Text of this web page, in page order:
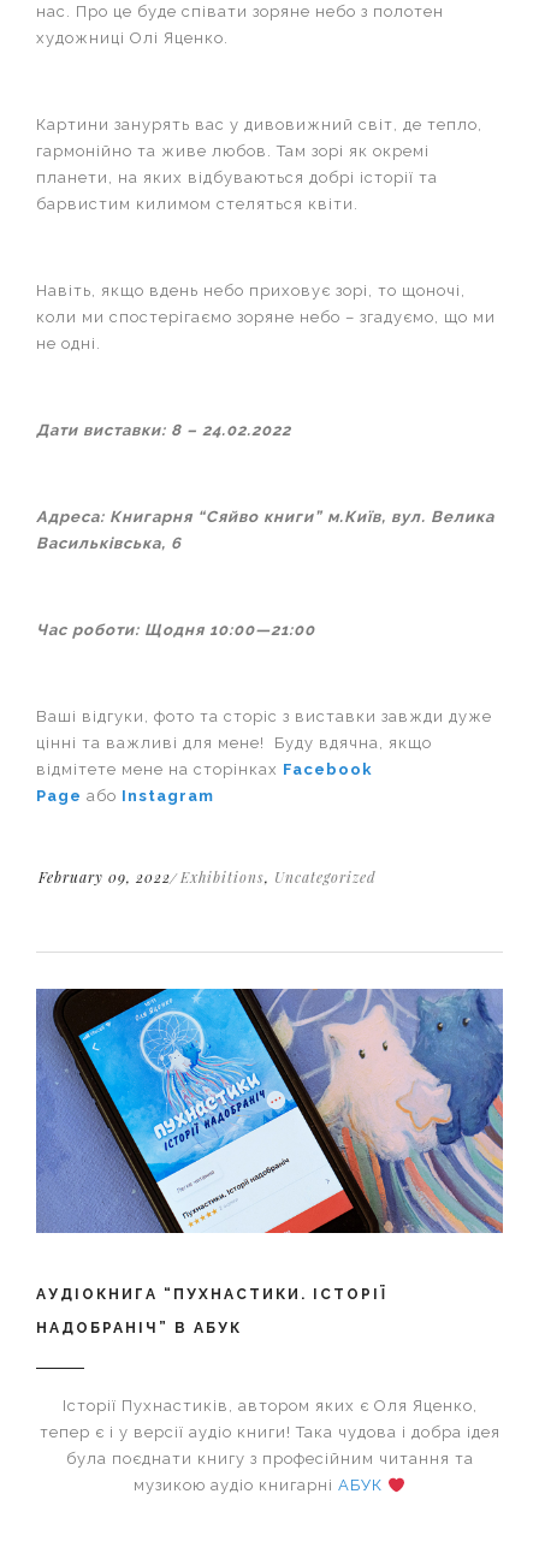
нас. Про це буде співати зоряне небо з полотен
художниці Олі Яценко.
Картини занурять вас у дивовижний світ, де тепло,
гармонійно та живе любов. Там зорі як окремі
планети, на яких відбуваються добрі історії та
барвистим килимом стеляться квіти.
Навіть, якщо вдень небо приховує зорі, то щоночі,
коли ми спостерігаємо зоряне небо – згадуємо, що ми
не одні.
Дати виставки: 8 – 24.02.2022
Адреса: Книгарня “Сяйво книги” м.Київ, вул. Велика
Васильківська, 6
Час роботи: Щодня 10:00—21:00
Ваші відгуки, фото та сторіс з виставки завжди дуже
цінні та важливі для мене! Буду вдячна, якщо
відмітете мене на сторінках Facebook
Page або Instagram
February 09, 2022 Exhibitions, Uncategorized
АУДІОКНИГА “ПУХНАСТИКИ. ІСТОРІЇ
НАДОБРАНІЧ” В АБУК
Історії Пухнастиків, автором яких є Оля Яценко,
тепер є і у версії аудіо книги! Така чудова і добра ідея
була поєднати книгу з професійним читання та
музикою аудіо книгарніАБУК